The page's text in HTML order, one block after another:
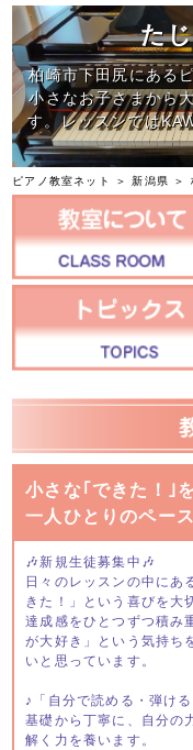
た
柏崎市下田尻にある
小さなお子さまから
す。レッスンでは
ピアノ教室ネット ＞新潟県 ＞
小さな｢できた！｣
一人ひとりのペー
🎶新規生徒募集中🎶
日々のレッスンの中にあ
きた！」という喜びを大
達成感をひとつずつ積み
が大好き」という気持ち
いと思っています。
♪「自分で読める・弾け
基礎から丁寧に、自分の
解く力を養います。